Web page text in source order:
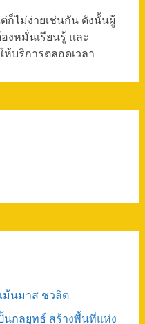
ก็ไม่ง่ายเช่นกัน ดังนั้นผู้
หมั่นเรียนรู้ และ
บริการตลอดเวลา
นมาส ชวลิต
กลยุทธ์ สร้างพื้นที่แห่ง